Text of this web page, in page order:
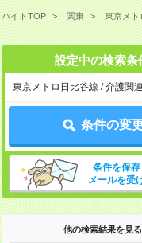
バイトTOP 関東 東京メト
設定中の検索条
東京メトロ日比谷線 / 介護関連
条件の変
条件を保存
メールを受
他の検索結果を見る